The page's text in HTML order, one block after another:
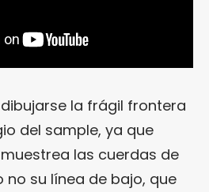
la frágil frontera
del sample, ya que
las cuerdas de
su línea de bajo, que